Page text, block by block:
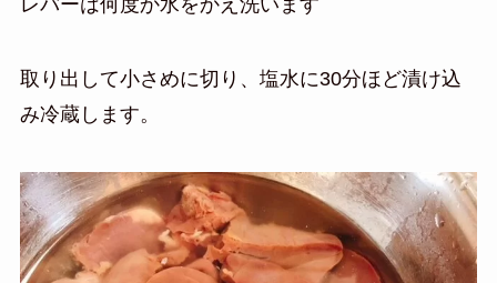
取り出して小さめに切り、塩水に30分ほど漬け込
み冷蔵します。